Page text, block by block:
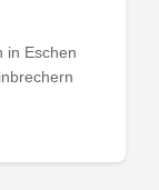
in Eschen